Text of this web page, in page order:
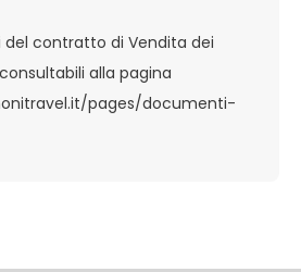
del contratto di Vendita dei
alla pagina
pages/documenti-